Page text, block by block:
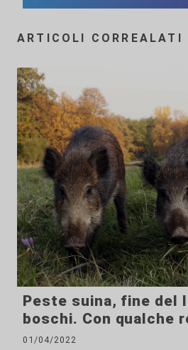
ARTICOLI CORREALATI
Peste suina, fine del
boschi. Con qualche
01/04/2022